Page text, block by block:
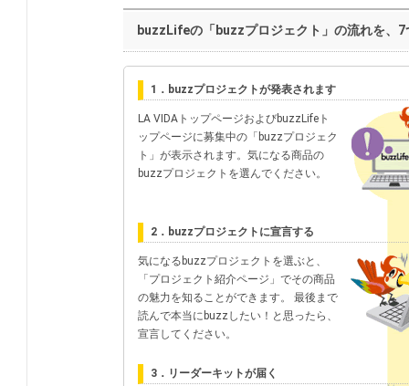
buzzLifeの「buzzプロジェクト」の流れを、
1．buzzプロジェクトが発表されます
LA VIDAトップページおよびbuzzLifeト
ップページに募集中の「buzzプロジェク
ト」が表示されます。気になる商品の
buzzプロジェクトを選んでください。
2．buzzプロジェクトに宣言する
気になるbuzzプロジェクトを選ぶと、
「プロジェクト紹介ページ」でその商品
の魅力を知ることができます。 最後まで
読んで本当にbuzzしたい！と思ったら、
宣言してください。
3．リーダーキットが届く